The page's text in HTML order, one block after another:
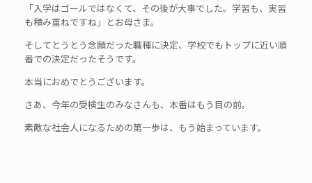
「入学はゴールではなくて、その後が大事でした。学習も、実習
も積み重ねですね」とお母さま。
そしてとうとう念願だった職種に決定、学校でもトップに近い順
番での決定だったそうです。
本当におめでとうございます。
さあ、今年の受検生のみなさんも、本番はもう目の前。
素敵な社会人になるための第一歩は、もう始まっています。